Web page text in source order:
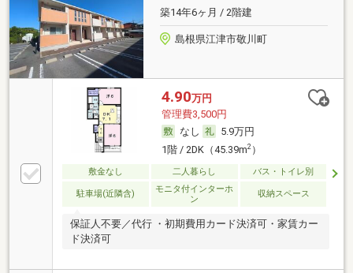
築14年6ヶ月 / 2階建
島根県江津市敬川町
4.90万円
管理費3,500円
なし
5.9万円
1階 / 2DK（45.39m2）
敷金なし 二人暮らし バス・トイレ別
駐車場(近隣含)
モニタ付インターホ
ン
収納スペース
保証人不要／代行 ・初期費用カード決済可・家賃カー
ド決済可